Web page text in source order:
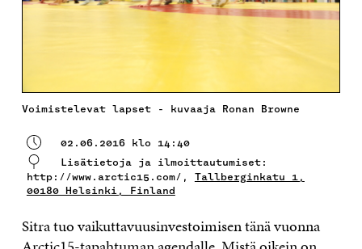
Voimistelevat lapset - kuvaaja Ronan Browne
02.06.2016 klo 14:40
Lisätietoja ja ilmoittautumiset:
http://www.arctic15.com/, Tallberginkatu 1,
00180 Helsinki, Finland
Sitra tuo vaikuttavuusinvestoimisen tänä vuonna